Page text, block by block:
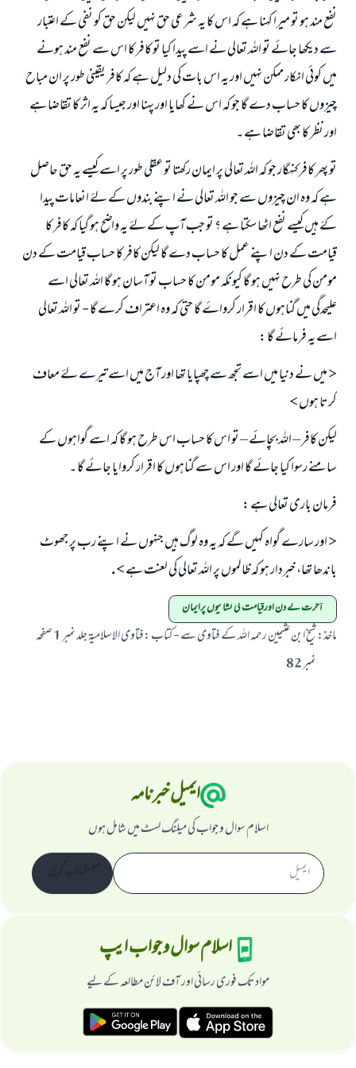
نفع مند ہو تو میرا کہنا ہے کہ اس کا یہ شرعی حق نہیں لیکن حق کو نفی کے اعتبار
سے دیکھا جائے تو اللہ تعالی نے اسے پیدا کیا تو کافر کا اس سے نفع مند ہونے
میں کوئی انکار ممکن نہیں اور یہ اس بات کی دلیل ہے کہ کافر یقینی طور پر ان مباح
چیزوں کا حساب دے گا جو کہ اس نے کھایا اور پہنا اور جیسا کہ یہ اثر کا تقاضا ہے
اور نظر کا بھی تقاضا ہے ۔
تو پھر کافر کنہگار جو کہ اللہ تعالی پر ایمان رکھتا تو عقلی طور پر اسے کیسے یہ حق حاصل
ہے کہ وہ ان چیزوں سے جو اللہ تعالی نے اپنے بندوں کے لۓ انعامات پیدا
کۓ ہیں کیسے نفع اٹھا سکتا ہے ؟ تو جب آپ کے لۓ یہ واضح ہو گیا کہ کافر کا
قیامت کے دن اپنے عمل کا حساب دے گا لیکن کافر کا حساب قیامت کے دن
مومن کی طرح نہیں ہو گا کیونکہ مومن کا حساب تو آسان ہو گا اللہ تعالی اسے
علیحدگی میں گناہوں کا اقرار کرواۓ گا حتی کہ وہ اعتراف کرے گا - تو اللہ تعالی
اسے یہ فرمائے گا :
< میں نے دنیا میں اسے تجھ سے چھپایا تھا اور آج میں اسے تیرے لۓ معاف
کرتا ہوں >
لیکن کافر – اللہ بچائے – تو اس کا حساب اس طرح ہو گا کہ اسے گواہوں کے
سامنے رسوا کیا جائے گا اور اس سے گناہوں کا اقرار کروایا جائے گا ۔
فرمان باری تعالی ہے :
< اور سارے گواہ کہیں گے کہ یہ وہ لوگ ہیں جنہوں نے اپنے رب پر جھوٹ
باندھا تھا، خبردار ہو کہ ظالموں پر اللہ تعالی کی لعنت ہے > .
آخرت کے دن اورقیامت کی نشانیوں پرایمان
ماخذ:
شیخ ابن عثیمین رحمہ اللہ کے فتاوی سے - کتاب :فتاوی الاسلامیۃ جلد نمبر 1 صفحہ
نمبر 82
ایمیل خبرنامہ
اسلام سوال و جواب کی میلنگ لسٹ میں شامل ہوں
اسلام سوال و جواب ایپ
مواد تک فوری رسائی اور آف لائن مطالعہ کے لیے